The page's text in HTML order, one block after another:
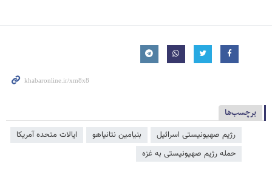
برچسب‌ها
رژیم صهیونیستی اسرائیل بنیامین نتانیاهو
ایالات متحده آمریکا
حمله رژیم صهیونیستی به غزه